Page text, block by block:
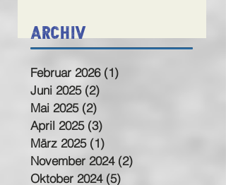
Archiv
Februar 2026 (1)
Juni 2025 (2)
Mai 2025 (2)
April 2025 (3)
März 2025 (1)
November 2024 (2)
Oktober 2024 (5)